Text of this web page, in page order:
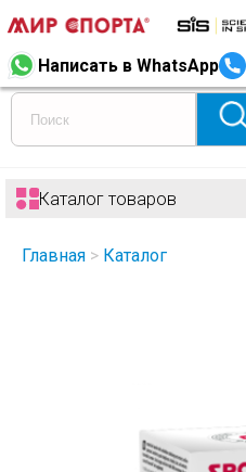
Написать в WhatsApp
Каталог товаров
Главная > Каталог